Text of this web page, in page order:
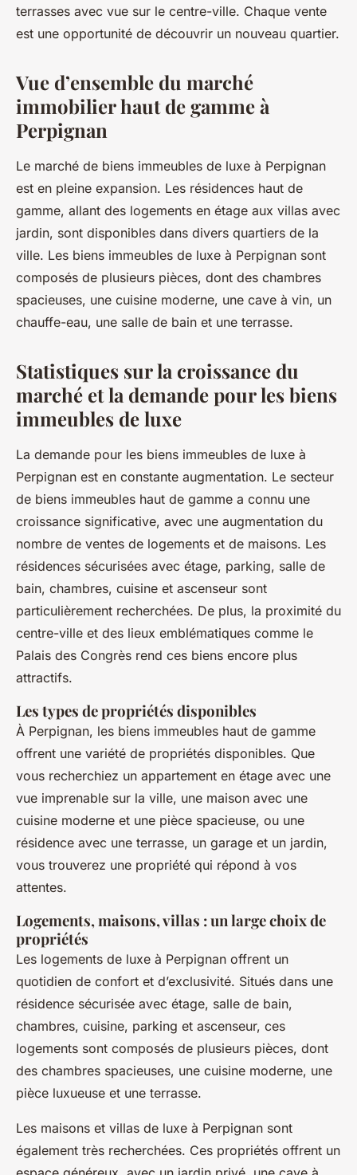
terrasses avec vue sur le centre-ville. Chaque vente
est une opportunité de découvrir un nouveau quartier.
Vue d’ensemble du marché
immobilier haut de gamme à
Perpignan
Le marché de biens immeubles de luxe à Perpignan
est en pleine expansion. Les résidences haut de
gamme, allant des logements en étage aux villas avec
jardin, sont disponibles dans divers quartiers de la
ville. Les biens immeubles de luxe à Perpignan sont
composés de plusieurs pièces, dont des chambres
spacieuses, une cuisine moderne, une cave à vin, un
chauffe-eau, une salle de bain et une terrasse.
Statistiques sur la croissance du
marché et la demande pour les biens
immeubles de luxe
La demande pour les biens immeubles de luxe à
Perpignan est en constante augmentation. Le secteur
de biens immeubles haut de gamme a connu une
croissance significative, avec une augmentation du
nombre de ventes de logements et de maisons. Les
résidences sécurisées avec étage, parking, salle de
bain, chambres, cuisine et ascenseur sont
particulièrement recherchées. De plus, la proximité du
centre-ville et des lieux emblématiques comme le
Palais des Congrès rend ces biens encore plus
attractifs.
Les types de propriétés disponibles
À Perpignan, les biens immeubles haut de gamme
offrent une variété de propriétés disponibles. Que
vous recherchiez un appartement en étage avec une
vue imprenable sur la ville, une maison avec une
cuisine moderne et une pièce spacieuse, ou une
résidence avec une terrasse, un garage et un jardin,
vous trouverez une propriété qui répond à vos
attentes.
Logements, maisons, villas : un large choix de
propriétés
Les logements de luxe à Perpignan offrent un
quotidien de confort et d’exclusivité. Situés dans une
résidence sécurisée avec étage, salle de bain,
chambres, cuisine, parking et ascenseur, ces
logements sont composés de plusieurs pièces, dont
des chambres spacieuses, une cuisine moderne, une
pièce luxueuse et une terrasse.
Les maisons et villas de luxe à Perpignan sont
également très recherchées. Ces propriétés offrent un